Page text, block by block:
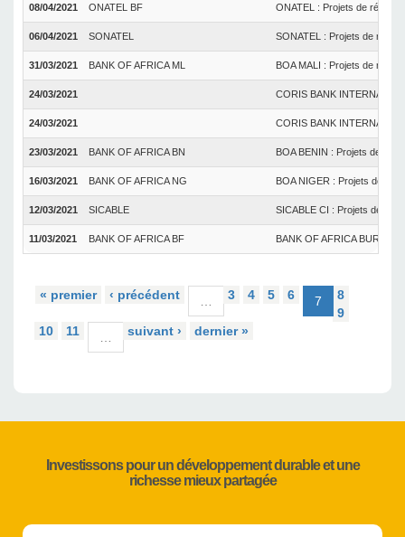
08/04/2021 ONATEL BF ONATEL : Projets de
06/04/2021 SONATEL SONATEL : Projets de
31/03/2021 BANK OF AFRICA ML BOA MALI : Projets de
24/03/2021 CORIS BANK
24/03/2021 CORIS BANK
23/03/2021 BANK OF AFRICA BN BOA BENIN : Projets de
16/03/2021 BANK OF AFRICA NG BOA NIGER : Projets de
12/03/2021 SICABLE SICABLE CI : Projets de
11/03/2021 BANK OF AFRICA BF BANK OF AFRICA
« premier ‹ précédent … 3 4 5 6 7
8
9
10
11 … suivant › dernier »
Investissons pour un développement durable et une
richesse mieux partagée